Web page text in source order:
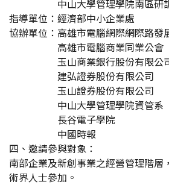
中山大學管理學院南區研
指導單位：經濟部中小企業處
協辦單位：高雄市電腦網際網際路發
高雄市電腦商業同業公會
玉山商業銀行股份有限公
建弘證券股份有限公司
玉山證券股份有限公司
中山大學管理學院資管系
長谷電子學院
中國時報
四、邀請參與對象：
南部企業及新創事業之經營管理階層
術界人士參加。